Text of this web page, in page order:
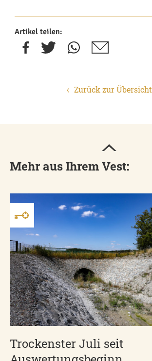
Artikel teilen:
Zurück zur Übersicht
Mehr aus Ihrem Vest:
Trockenster Juli seit